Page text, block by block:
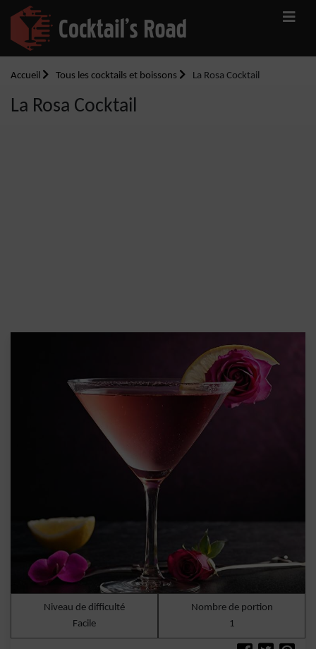
Accueil Tous les cocktails et boissons La Rosa Cocktail
La Rosa Cocktail
Niveau de difficulté
Facile
Nombre de portion
1